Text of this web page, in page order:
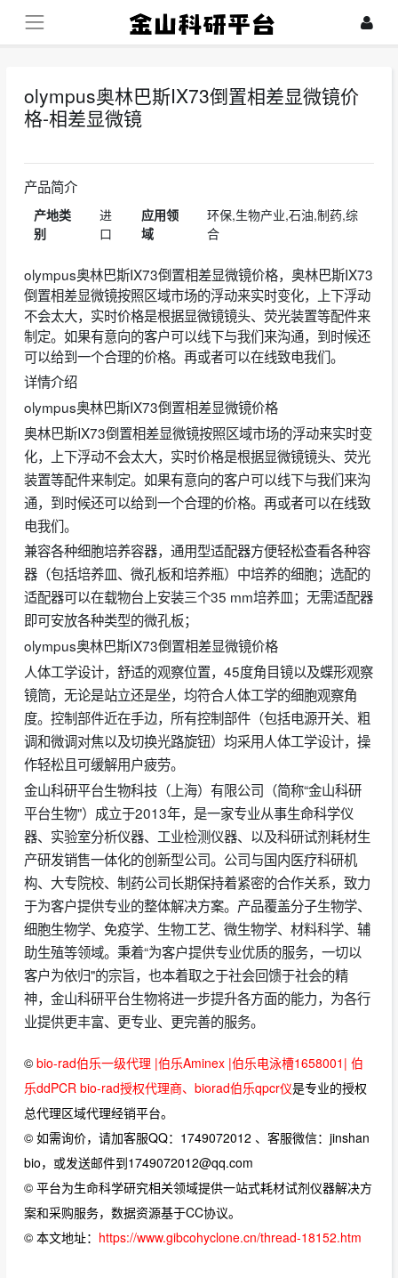
olympus奥林巴斯IX73倒置相差显微镜价
格-相差显微镜
产品简介
产地类
别
进
口
应用领
域
环保,生物产业,石油,制药,综
合
olympus奥林巴斯IX73倒置相差显微镜价格，奥林巴斯IX73
倒置相差显微镜按照区域市场的浮动来实时变化，上下浮动
不会太大，实时价格是根据显微镜镜头、荧光装置等配件来
制定。如果有意向的客户可以线下与我们来沟通，到时候还
可以给到一个合理的价格。再或者可以在线致电我们。
详情介绍
olympus奥林巴斯IX73倒置相差显微镜价格
奥林巴斯IX73倒置相差显微镜按照区域市场的浮动来实时变
化，上下浮动不会太大，实时价格是根据显微镜镜头、荧光
装置等配件来制定。如果有意向的客户可以线下与我们来沟
通，到时候还可以给到一个合理的价格。再或者可以在线致
电我们。
兼容各种细胞培养容器，通用型适配器方便轻松查看各种容
器（包括培养皿、微孔板和培养瓶）中培养的细胞；选配的
适配器可以在载物台上安装三个35 mm培养皿；无需适配器
即可安放各种类型的微孔板；
olympus奥林巴斯IX73倒置相差显微镜价格
人体工学设计，舒适的观察位置，45度角目镜以及蝶形观察
镜筒，无论是站立还是坐，均符合人体工学的细胞观察角
度。控制部件近在手边，所有控制部件（包括电源开关、粗
调和微调对焦以及切换光路旋钮）均采用人体工学设计，操
作轻松且可缓解用户疲劳。
金山科研平台生物科技（上海）有限公司（简称“金山科研
平台生物"）成立于2013年，是一家专业从事生命科学仪
器、实验室分析仪器、工业检测仪器、以及科研试剂耗材生
产研发销售一体化的创新型公司。公司与国内医疗科研机
构、大专院校、制药公司长期保持着紧密的合作关系，致力
于为客户提供专业的整体解决方案。产品覆盖分子生物学、
细胞生物学、免疫学、生物工艺、微生物学、材料科学、辅
助生殖等领域。秉着“为客户提供专业优质的服务，一切以
客户为依归"的宗旨，也本着取之于社会回馈于社会的精
神，金山科研平台生物将进一步提升各方面的能力，为各行
业提供更丰富、更专业、更完善的服务。
© bio-rad伯乐一级代理 |伯乐Aminex |伯乐电泳槽1658001| 伯
乐ddPCR bio-rad授权代理商、biorad伯乐qpcr仪是专业的授权
总代理区域代理经销平台。
© 如需询价，请加客服QQ：1749072012 、客服微信：jinshan
bio，或发送邮件到1749072012@qq.com
© 平台为生命科学研究相关领域提供一站式耗材试剂仪器解决方
案和采购服务，数据资源基于CC协议。
© 本文地址： https://www.gibcohyclone.cn/thread-18152.htm